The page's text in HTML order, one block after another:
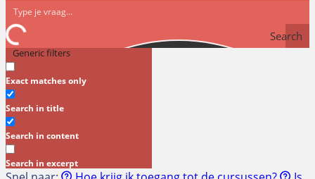
Search
Generic filters
Exact matches only
Search in title
Search in content
Search in excerpt